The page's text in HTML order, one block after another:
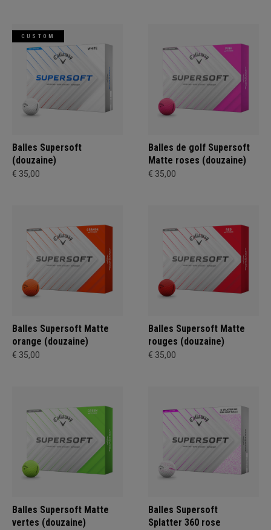
CUSTOM
Balles Supersoft
(douzaine)
€ 35,00
Balles de golf Supersoft
Matte roses (douzaine)
€ 35,00
Balles Supersoft Matte
orange (douzaine)
€ 35,00
Balles Supersoft Matte
rouges (douzaine)
€ 35,00
Balles Supersoft Matte
vertes (douzaine)
Balles Supersoft
Splatter 360 rose